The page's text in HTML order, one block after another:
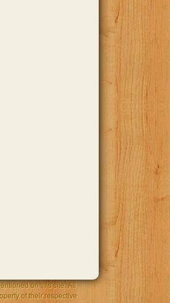
on this site. All
of their respective